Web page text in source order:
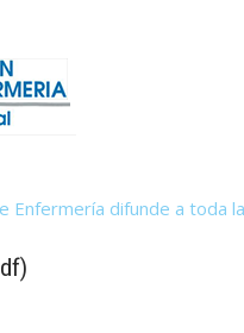
Enfermería difunde a toda